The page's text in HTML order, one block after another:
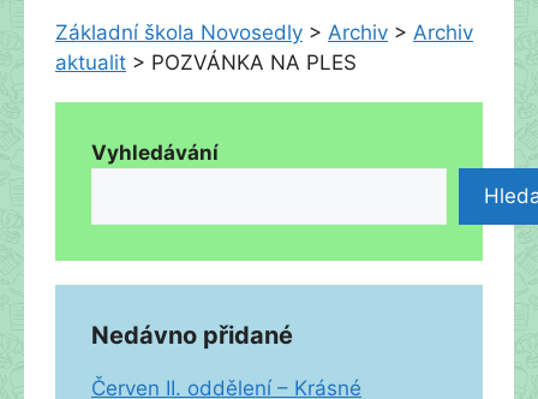
Základní škola Novosedly > Archiv > Archiv
aktualit > POZVÁNKA NA PLES
Vyhledávání
Nedávno přidané
Červen II. oddělení – Krásné